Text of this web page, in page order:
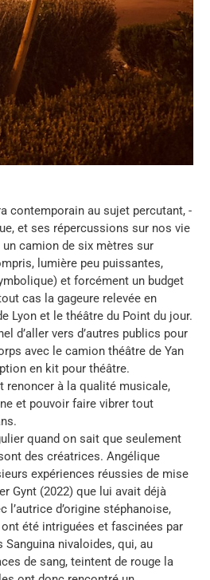
contemporain au sujet percutant, -
et ses répercussions sur nos vie
camion de six mètres sur
lumière peu puissantes,
et forcément un budget
cas la gageure relevée en
Lyon et le théâtre du Point du jour.
d’aller vers d’autres publics pour
avec le camion théâtre de Yan
en kit pour théâtre.
renoncer à la qualité musicale,
et pouvoir faire vibrer tout
quand on sait que seulement
des créatrices. Angélique
expériences réussies de mise
Gynt (2022) que lui avait déjà
l’autrice d’origine stéphanoise,
été intriguées et fascinées par
Sanguina nivaloides, qui, au
de sang, teintent de rouge la